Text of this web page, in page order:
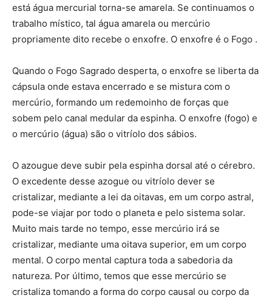
está água mercurial torna-se amarela. Se continuamos o
trabalho místico, tal água amarela ou mercúrio
propriamente dito recebe o enxofre. O enxofre é o Fogo .
Quando o Fogo Sagrado desperta, o enxofre se liberta da
cápsula onde estava encerrado e se mistura com o
mercúrio, formando um redemoinho de forças que
sobem pelo canal medular da espinha. O enxofre (fogo) e
o mercúrio (água) são o vitríolo dos sábios.
O azougue deve subir pela espinha dorsal até o cérebro.
O excedente desse azogue ou vitríolo dever se
cristalizar, mediante a lei da oitavas, em um corpo astral,
pode-se viajar por todo o planeta e pelo sistema solar.
Muito mais tarde no tempo, esse mercúrio irá se
cristalizar, mediante uma oitava superior, em um corpo
mental. O corpo mental captura toda a sabedoria da
natureza. Por último, temos que esse mercúrio se
cristaliza tomando a forma do corpo causal ou corpo da